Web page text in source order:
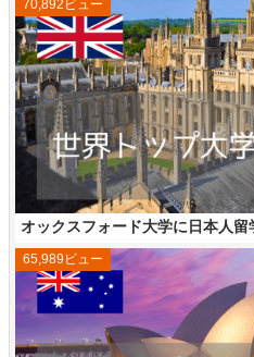
オックスフォード大学に日本人
70,892ビュー
65,989ビュー